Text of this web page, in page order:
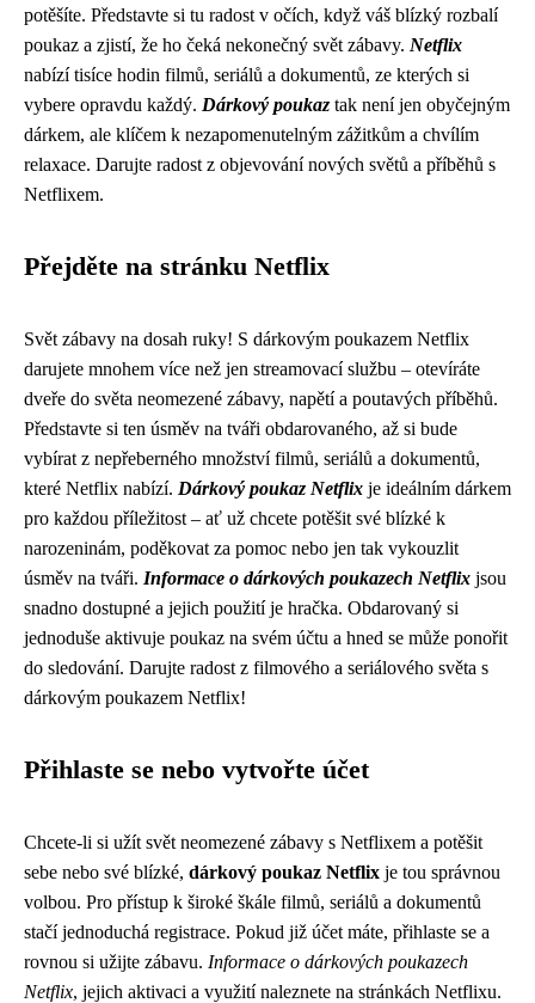
potěšíte. Představte si tu radost v očích, když váš blízký rozbalí
poukaz a zjistí, že ho čeká nekonečný svět zábavy. Netflix
nabízí tisíce hodin filmů, seriálů a dokumentů, ze kterých si
vybere opravdu každý. Dárkový poukaz tak není jen obyčejným
dárkem, ale klíčem k nezapomenutelným zážitkům a chvílím
relaxace. Darujte radost z objevování nových světů a příběhů s
Netflixem.
Přejděte na stránku Netflix
Svět zábavy na dosah ruky! S dárkovým poukazem Netflix
darujete mnohem více než jen streamovací službu – otevíráte
dveře do světa neomezené zábavy, napětí a poutavých příběhů.
Představte si ten úsměv na tváři obdarovaného, až si bude
vybírat z nepřeberného množství filmů, seriálů a dokumentů,
které Netflix nabízí. Dárkový poukaz Netflix je ideálním dárkem
pro každou příležitost – ať už chcete potěšit své blízké k
narozeninám, poděkovat za pomoc nebo jen tak vykouzlit
úsměv na tváři. Informace o dárkových poukazech Netflix jsou
snadno dostupné a jejich použití je hračka. Obdarovaný si
jednoduše aktivuje poukaz na svém účtu a hned se může ponořit
do sledování. Darujte radost z filmového a seriálového světa s
dárkovým poukazem Netflix!
Přihlaste se nebo vytvořte účet
Chcete-li si užít svět neomezené zábavy s Netflixem a potěšit
sebe nebo své blízké, dárkový poukaz Netflix je tou správnou
volbou. Pro přístup k široké škále filmů, seriálů a dokumentů
stačí jednoduchá registrace. Pokud již účet máte, přihlaste se a
rovnou si užijte zábavu. Informace o dárkových poukazech
Netflix, jejich aktivaci a využití naleznete na stránkách Netflixu.